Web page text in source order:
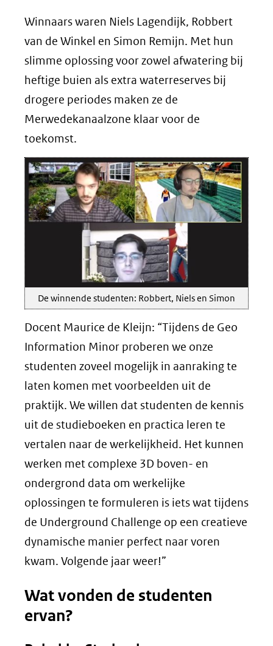
Winnaars waren Niels Lagendijk, Robbert
van de Winkel en Simon Remijn. Met hun
slimme oplossing voor zowel afwatering bij
heftige buien als extra waterreserves bij
drogere periodes maken ze de
Merwedekanaalzone klaar voor de
toekomst.
De winnende studenten: Robbert, Niels en Simon
Docent Maurice de Kleijn: “Tijdens de Geo
Information Minor proberen we onze
studenten zoveel mogelijk in aanraking te
laten komen met voorbeelden uit de
praktijk. We willen dat studenten de kennis
uit de studieboeken en practica leren te
vertalen naar de werkelijkheid. Het kunnen
werken met complexe 3D boven- en
ondergrond data om werkelijke
oplossingen te formuleren is iets wat tijdens
de Underground Challenge op een creatieve
dynamische manier perfect naar voren
kwam. Volgende jaar weer!”
Wat vonden de studenten
ervan?